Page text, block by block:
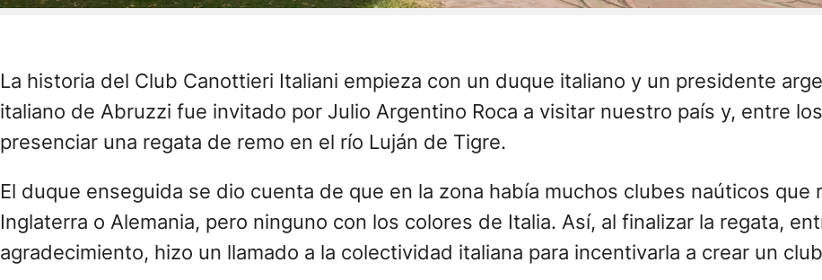
La historia del Club Canottieri Italiani empieza con un duque italiano y un presidente
italiano de Abruzzi fue invitado por Julio Argentino Roca a visitar nuestro país y, entre
presenciar una regata de remo en el río Luján de Tigre.
El duque enseguida se dio cuenta de que en la zona había muchos clubes naúticos que
Inglaterra o Alemania, pero ninguno con los colores de Italia. Así, al finalizar la regata,
agradecimiento, hizo un llamado a la colectividad italiana para incentivarla a crear un